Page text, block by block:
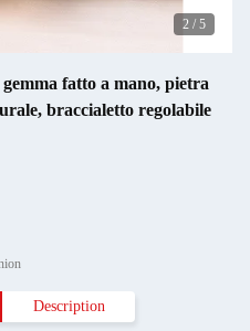
2 / 5
fatto a mano, pietra
braccialetto regolabile
Description